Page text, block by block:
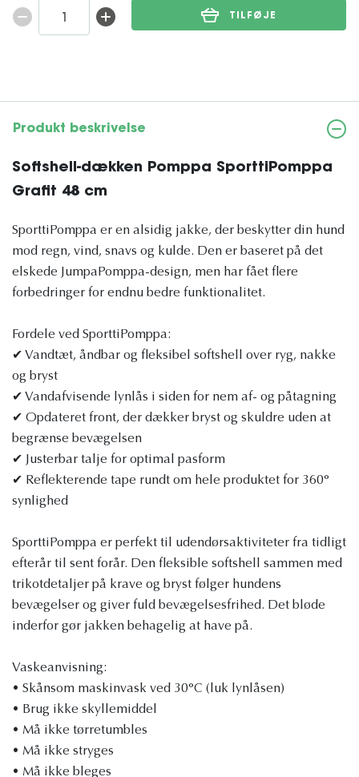
TILFØJE
Produkt beskrivelse
Softshell-dækken Pomppa SporttiPomppa
Grafit 48 cm
SporttiPomppa er en alsidig jakke, der beskytter din hund
mod regn, vind, snavs og kulde. Den er baseret på det
elskede JumpaPomppa-design, men har fået flere
forbedringer for endnu bedre funktionalitet.
Fordele ved SporttiPomppa:
✔ Vandtæt, åndbar og fleksibel softshell over ryg, nakke
og bryst
✔ Vandafvisende lynlås i siden for nem af- og påtagning
✔ Opdateret front, der dækker bryst og skuldre uden at
begrænse bevægelsen
✔ Justerbar talje for optimal pasform
✔ Reflekterende tape rundt om hele produktet for 360°
synlighed
SporttiPomppa er perfekt til udendørsaktiviteter fra tidligt
efterår til sent forår. Den fleksible softshell sammen med
trikotdetaljer på krave og bryst følger hundens
bevægelser og giver fuld bevægelsesfrihed. Det bløde
inderfor gør jakken behagelig at have på.
Vaskeanvisning:
• Skånsom maskinvask ved 30°C (luk lynlåsen)
• Brug ikke skyllemiddel
• Må ikke tørretumbles
• Må ikke stryges
• Må ikke bleges